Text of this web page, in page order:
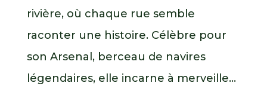
rivière, où chaque rue semble
raconter une histoire. Célèbre pour
son Arsenal, berceau de navires
légendaires, elle incarne à merveille...